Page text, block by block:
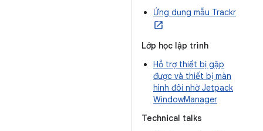
Ứng dụng mẫu Trackr
Lớp học lập trình
Hỗ trợ thiết bị gập
được và thiết bị màn
hình đôi nhờ Jetpack
WindowManager
Technical talks